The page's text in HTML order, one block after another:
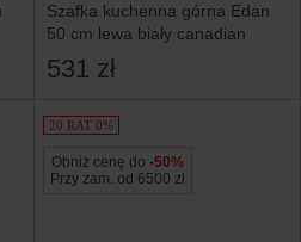
Szafka kuchenna górna Edan
50 cm lewa biały canadian
531 zł
20 RAT 0%
Obniż cenę do -50%
Przy zam. od 6500 zł